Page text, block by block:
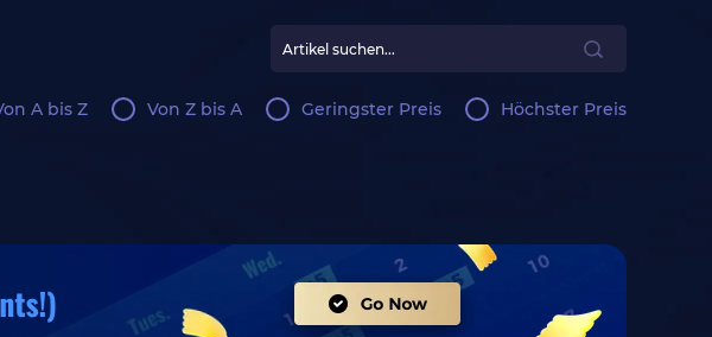
A bis Z Von Z bis A Geringster Preis Höchster Preis